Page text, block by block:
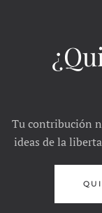
Tu contribución
ideas de la